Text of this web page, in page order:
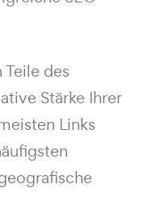
des
Stärke Ihrer
Links